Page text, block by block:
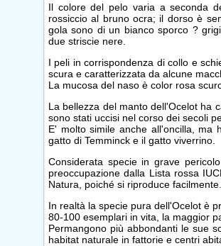
Il colore del pelo varia a seconda
rossiccio al bruno ocra; il dorso è
gola sono di un bianco sporco ?
due striscie nere.
I peli in corrispondenza di collo e
scura e caratterizzata da alcune
La mucosa del naso è color rosa
La bellezza del manto dell'Ocelot ha
sono stati uccisi nel corso dei secoli
E' molto simile anche all'oncilla, ma
gatto di Temminck e il gatto viverrino.
Considerata specie in grave
preoccupazione dalla Lista rossa
Natura, poiché si riproduce facilmente.
In realtà la specie pura dell'Ocelot è
80-100 esemplari in vita, la maggior
Permangono più abbondanti le sue
habitat naturale in fattorie e centri